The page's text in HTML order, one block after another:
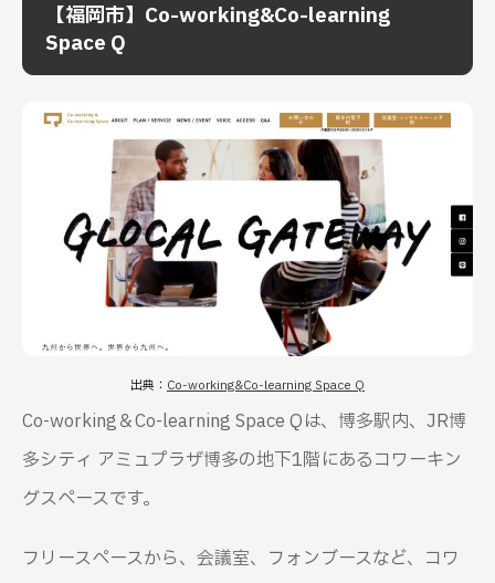
【福岡市】Co-working&Co-learning
Space Q
出典： Co-working&Co-learning Space Q
Co-working＆Co-learning Space Qは、博多駅内、JR博
多シティ アミュプラザ博多の地下1階にあるコワーキン
グスペースです。
フリースペースから、会議室、フォンブースなど、コワ